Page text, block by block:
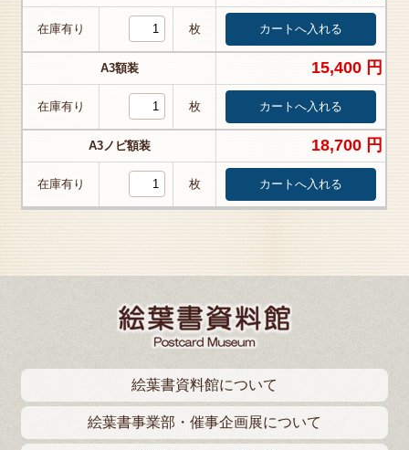
在庫有り 枚
A3額装 15,400 円
在庫有り 枚
A3ノビ額装 18,700 円
在庫有り 枚
絵葉書資料館について
絵葉書事業部・催事企画展について